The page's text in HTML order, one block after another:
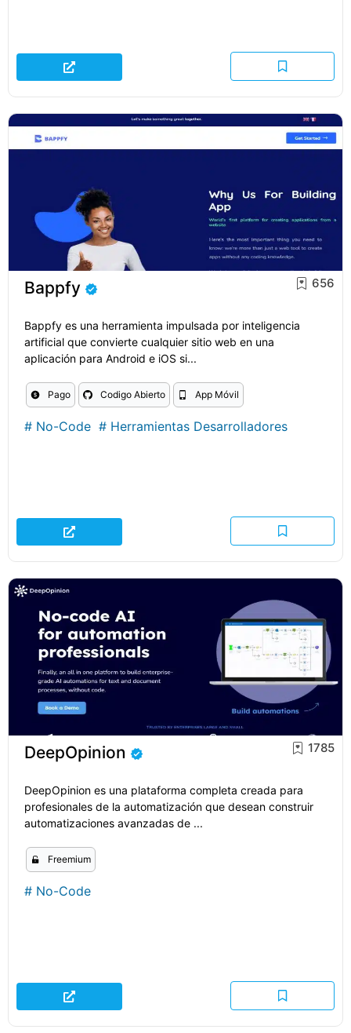
Bappfy 656
Bappfy es una herramienta impulsada por inteligencia
artificial que convierte cualquier sitio web en una
aplicación para Android e iOS si...
Pago Codigo Abierto App Móvil
# No-Code # Herramientas Desarrolladores
DeepOpinion 1785
DeepOpinion es una plataforma completa creada para
profesionales de la automatización que desean construir
automatizaciones avanzadas de ...
Freemium
# No-Code